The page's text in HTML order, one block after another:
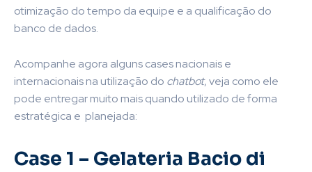
otimização do tempo da equipe e a qualificação do
banco de dados.
Acompanhe agora alguns cases nacionais e
internacionais na utilização do chatbot, veja como ele
pode entregar muito mais quando utilizado de forma
estratégica e planejada:
Case 1 – Gelateria Bacio di